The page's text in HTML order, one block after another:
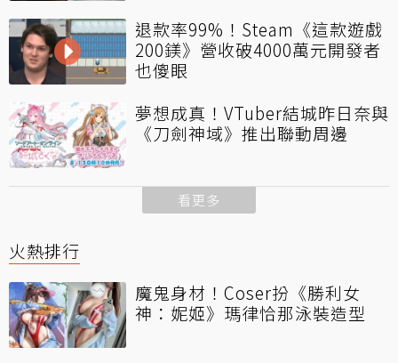
退款率99%！Steam《這款遊戲
200鎂》營收破4000萬元開發者
也傻眼
夢想成真！VTuber結城昨日奈與
《刀劍神域》推出聯動周邊
看更多
火熱排行
魔鬼身材！Coser扮《勝利女
神：妮姬》瑪律恰那泳裝造型